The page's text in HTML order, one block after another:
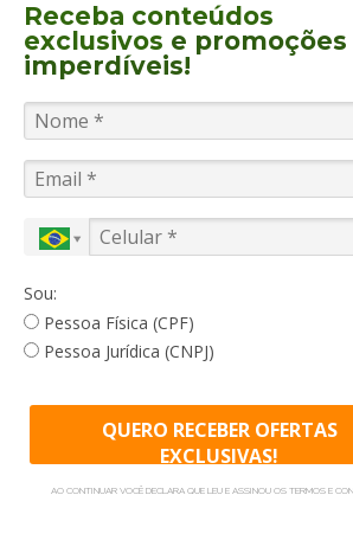
O Resort está instalado em uma
que, no passado, já foi uma fazenda
cacau. A estrutura original deu lugar a
belos jardins, seis piscinas, saunas seca e
tênis, spa com piscina aquecida, sala de
extra de uma bela visão da costa a
do local. No fitness center, por exemplo,
hóspede se exercita olhando a natureza.
Por falar em natureza, o Txai Resort
caminhada com biólogos por trilhas pela
entorno do hotel, é um passeio cheio de
Tamar na soltura dos filhotes das
CONTINUAR LENDO
FALE CONOSCO AGORA
DICA DO ESPECIALISTA
TRASLADOS COMO CHEGAR
Receba conteúdos
exclusivos e promoções
imperdíveis!
Sou:
Pessoa Física (CPF)
Pessoa Jurídica (CNPJ)
QUERO RECEBER OFERTAS
EXCLUSIVAS!
AO CONTINUAR VOCÊ DECLARA QUE LEU E ASSINOU OS TERMOS E